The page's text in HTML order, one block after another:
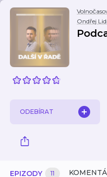
Ondřej
ODEBÍRAT
EPIZODY 11